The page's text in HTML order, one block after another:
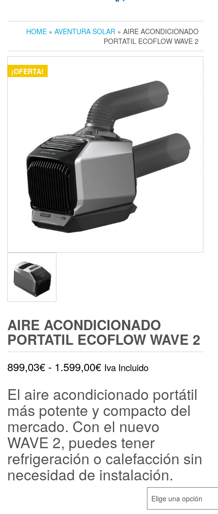
HOME » AVENTURA SOLAR » AIRE ACONDICIONADO
PORTATIL ECOFLOW WAVE 2
¡OFERTA!
AIRE ACONDICIONADO
PORTATIL ECOFLOW WAVE 2
899,03€ - 1.599,00€Rango
precios:
desde
899,03€
hasta
1.599,00€
Iva Incluido
El aire acondicionado portátil
más potente y compacto del
mercado. Con el nuevo
WAVE 2, puedes tener
refrigeración o calefacción sin
necesidad de instalación.